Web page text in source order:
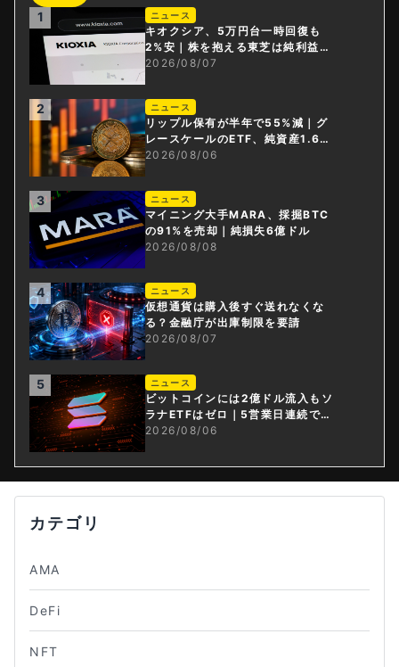
1 ニュース
キオクシア、5万円台一時回復も
2%安｜株を抱える東芝は純利益3
0倍
2026/08/07
2 ニュース
リップル保有が半年で55%減｜グ
レースケールのETF、純資産1.6億
ドル減
2026/08/06
3 ニュース
マイニング大手MARA、採掘BTC
の91%を売却｜純損失6億ドル
2026/08/08
4 ニュース
仮想通貨は購入後すぐ送れなくな
る？金融庁が出庫制限を要請
2026/08/07
5 ニュース
ビットコインには2億ドル流入もソ
ラナETFはゼロ｜5営業日連続で停
止
2026/08/06
カテゴリ
AMA
DeFi
NFT